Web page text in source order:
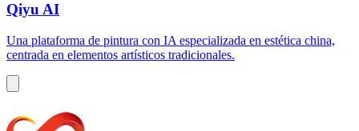
Qiyu AI
Una plataforma de pintura con IA especializada en estética china,
centrada en elementos artísticos tradicionales.